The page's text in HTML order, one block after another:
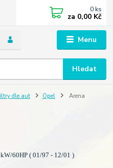
Menu
Hledat
0 ks
za 0,00 Kč
dle aut Opel Arena
60HP ( 01/97 - 12/01 )